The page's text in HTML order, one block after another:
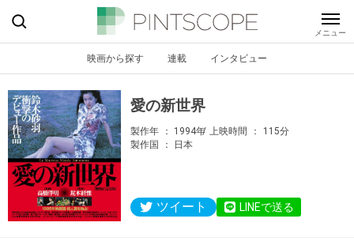
映画から探す 連載 インタビュー
愛の新世界
製作年 1994年 上映時間
115分
製作国
日本
ツイート LINEで送る